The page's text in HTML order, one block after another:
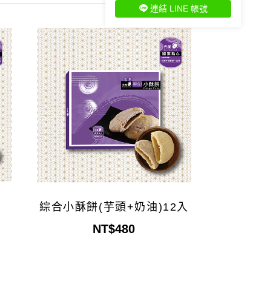
綜合小酥餅(芋頭+奶油)12入
NT$480
連結 LINE 帳號